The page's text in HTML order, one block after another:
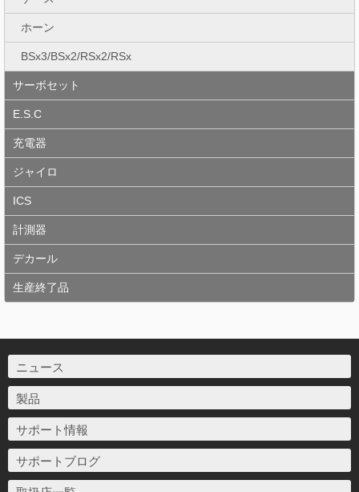
ホーン
BSx3/BSx2/RSx2/RSx
サーボセット
E.S.C
充電器
ジャイロ
ICS
計測器
デカール
生産終了品
ニュース
製品
サポート情報
サポートブログ